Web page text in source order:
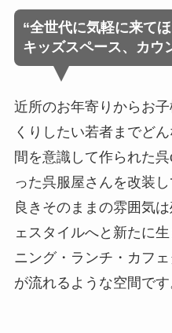
“全世代に気軽に来て
キッズスペース、カウ
近所のお年寄りからお
くりしたい若者までど
間を意識して作られた
った呉服屋さんを改装
良きそのままの雰囲気
ェスタイルへと新たに
ニング・ランチ・カフ
が流れるような空間です